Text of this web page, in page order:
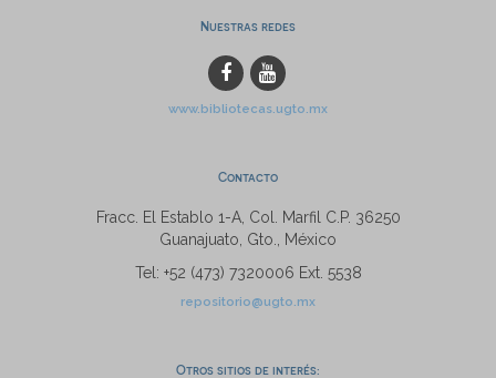
Nuestras redes
www.bibliotecas.ugto.mx
Contacto
Fracc. El Establo 1-A, Col. Marfil C.P. 36250
Guanajuato, Gto., México
Tel: +52 (473) 7320006 Ext. 5538
repositorio@ugto.mx
Otros sitios de interés: